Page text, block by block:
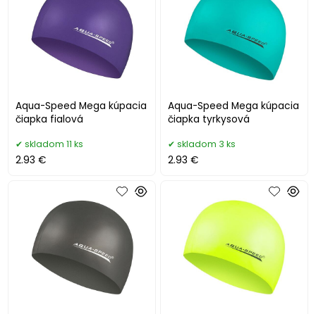
Aqua-Speed Mega kúpacia
čiapka fialová
skladom 11 ks
2.93 €
Aqua-Speed Mega kúpacia
čiapka tyrkysová
skladom 3 ks
2.93 €